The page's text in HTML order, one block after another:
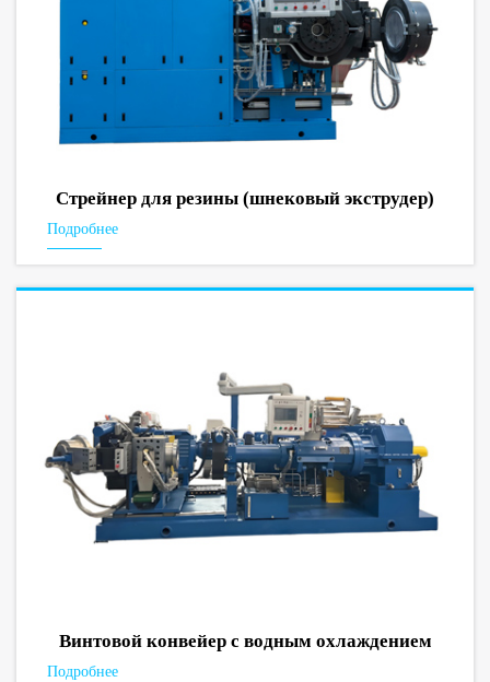
Стрейнер для резины (шнековый экструдер)
Подробнее
Винтовой конвейер с водным охлаждением
Подробнее